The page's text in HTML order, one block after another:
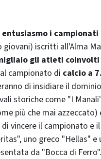
i campionati
giovani) iscritti all'Alma
gli atleti
campionato di calcio a
di insidiare il
storiche come "I
più che mai azzeccato)
vincere il campionato e
uno greco "Hellas"
da "Bocca di Ferro".